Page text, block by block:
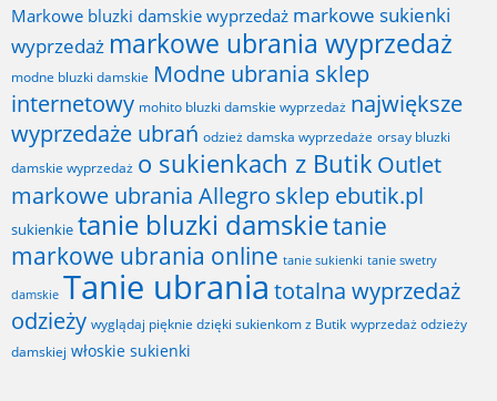
Markowe bluzki damskie wyprzedaż markowe sukienki
wyprzedaż markowe ubrania wyprzedaż
modne bluzki damskie Modne ubrania sklep
internetowy mohito bluzki damskie wyprzedaż największe
wyprzedaże ubrań odzież damska wyprzedaże orsay bluzki
damskie wyprzedaż o sukienkach z Butik Outlet
markowe ubrania Allegro sklep ebutik.pl
sukienkie tanie bluzki damskietanie
markowe ubrania online tanie sukienki tanie swetry
damskie Tanie ubrania totalna wyprzedaż
odzieży wyglądaj pięknie dzięki sukienkom z Butik wyprzedaż odzieży
damskiej włoskie sukienki